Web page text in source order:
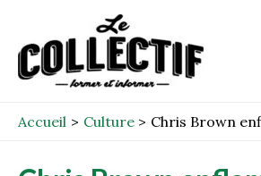
contenu
Accueil Culture Chris Brown
navigation